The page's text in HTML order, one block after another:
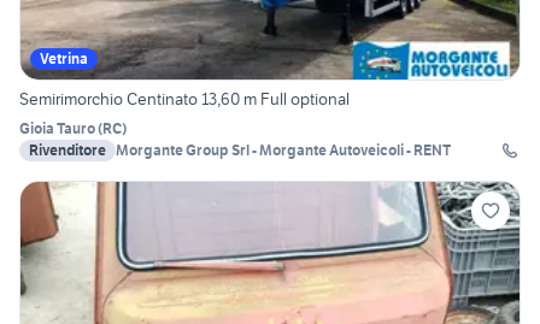
Vetrina
Semirimorchio Centinato 13,60 m Full optional
Gioia Tauro(RC)
Rivenditore Morgante Group Srl - Morgante Autoveicoli - RENT